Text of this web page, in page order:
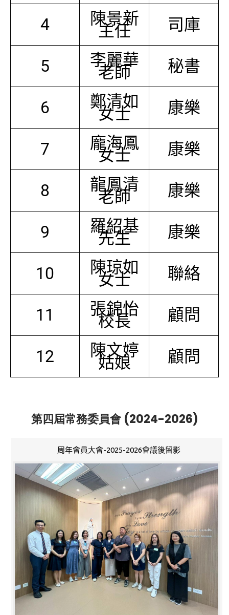
4 陳景新
主任 司庫
5 李麗華
老師 秘書
6 鄭清如
女士 康樂
7 龐海鳳
女士 康樂
8 龍鳳清
老師 康樂
9 羅紹基
先生 康樂
10 陳琼如
女士 聯絡
11 張錦怡
校長 顧問
12 陳文婷
姑娘 顧問
第四屆常務委員會 (2024-2026)
周年會員大會-2025-2026會議後留影